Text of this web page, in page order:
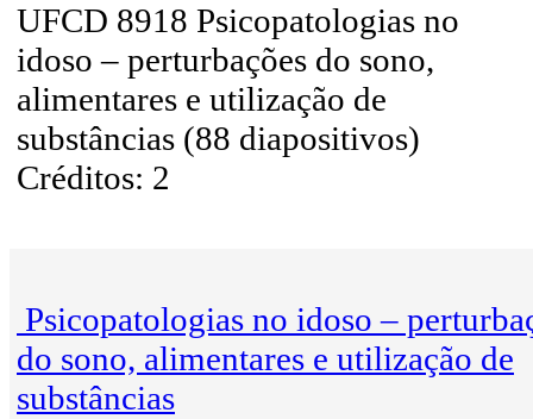
UFCD 8918 Psicopatologias no
idoso – perturbações do sono,
alimentares e utilização de
substâncias (88 diapositivos)
Créditos: 2
Psicopatologias no idoso –
do sono, alimentares e utilização de
substâncias